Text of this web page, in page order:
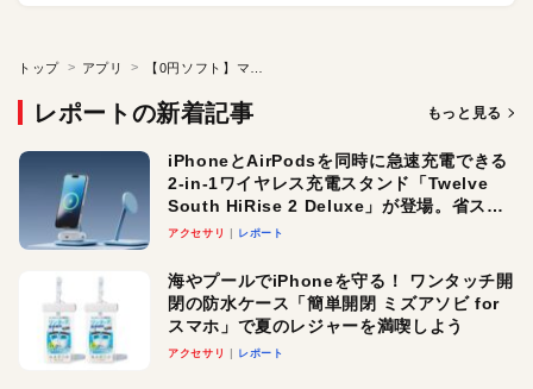
トップ アプリ
レポートの新着記事 もっと見る
iPhoneとAirPodsを同時に急速充電できる
2-in-1ワイヤレス充電スタンド「Twelve
South HiRise 2 Deluxe」が登場。省スペ
ースでおしゃれに充電したい人にオスス
アクセサリ レポート
海やプールでiPhoneを守る！ ワンタッチ開
閉の防水ケース「簡単開閉 ミズアソビ for
スマホ」で夏のレジャーを満喫しよう
アクセサリ レポート